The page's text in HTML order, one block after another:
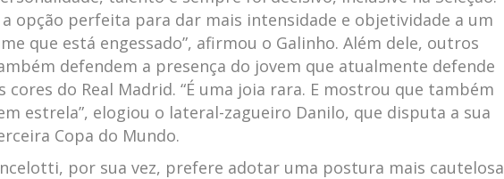
a opção perfeita para dar mais intensidade e objetividade a um
que está engessado”, afirmou o Galinho. Além dele, outros
defendem a presença do jovem que atualmente defende
cores do Real Madrid. “É uma joia rara. E mostrou que também
estrela”, elogiou o lateral-zagueiro Danilo, que disputa a sua
Copa do Mundo.
por sua vez, prefere adotar uma postura mais cautelosa